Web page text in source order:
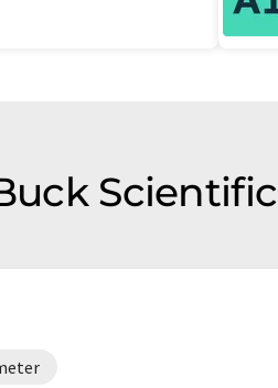
Scientific